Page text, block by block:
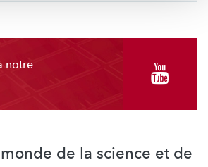
notre
de la science et de